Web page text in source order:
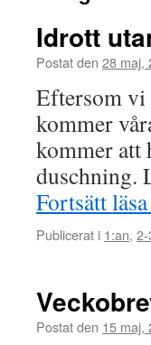
Idrott
Postat den 28 maj,
Eftersom vi
kommer
kommer att
duschning.
Fortsätt läsa
Publicerat i 1:an,
Postat den 15 maj,